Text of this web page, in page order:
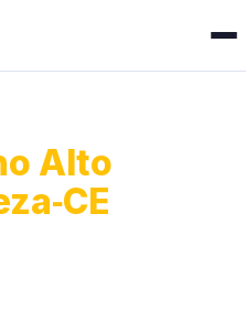
Alto